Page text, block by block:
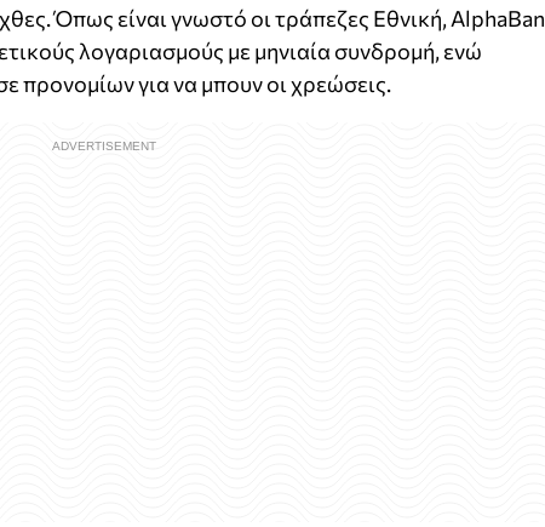
Όπως είναι γνωστό οι τράπεζες Εθνική,
λογαριασμούς με μηνιαία συνδρομή, ενώ
προνομίων για να μπουν οι χρεώσεις.